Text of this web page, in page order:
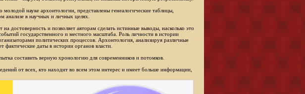
науке архонтологии, представлены генеалогические таблицы,
анализе в научных и личных целях.
достоверность и позволяет авторам сделать истинные выводы, насколько это
государственного и местного масштаба. Роль личности в истории
политических процессов. Архонтология, анализируя различные
фактические даты в истории органов власти.
составить верную хронологию для современников и потомков.
от всех, кто находит во всем этом интерес и имеет больше информации,